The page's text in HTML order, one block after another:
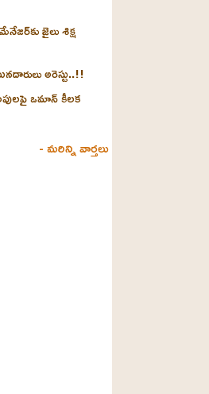
జైలు శిక్ష
అరెస్టు..!!
ఒమాన్ కీలక
- మరిన్ని వార్తలు